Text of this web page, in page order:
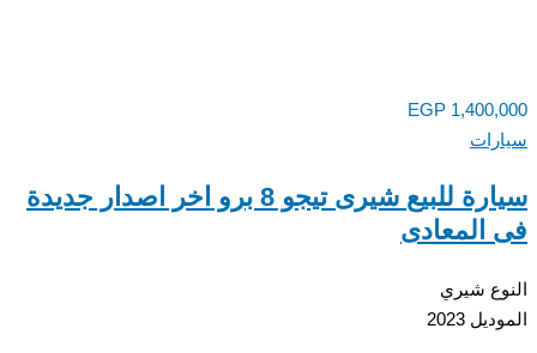
EGP
سيارة للبيع شيرى تيجو 8 برو اخر اصدار جديدة
شيري
2023